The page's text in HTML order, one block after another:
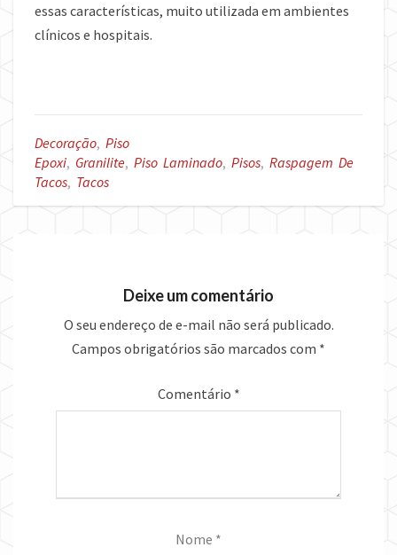
essas características, muito utilizada em ambientes
clínicos e hospitais.
Decoração, Piso
Epoxi, Granilite, Piso Laminado, Pisos, Raspagem De
Tacos, Tacos
Deixe um comentário
O seu endereço de e-mail não será publicado.
Campos obrigatórios são marcados com *
Comentário *
Nome *